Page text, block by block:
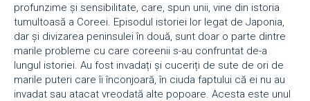
profunzime și sensibilitate, care, spun unii, vine din istoria
tumultoasă a Coreei. Episodul istoriei lor legat de Japonia,
dar și divizarea peninsulei în două, sunt doar o parte dintre
marile probleme cu care coreenii s-au confruntat de-a
lungul istoriei. Au fost invadați și cuceriți de sute de ori de
marile puteri care îi înconjoară, în ciuda faptului că ei nu au
invadat sau atacat vreodată alte popoare. Acesta este unul